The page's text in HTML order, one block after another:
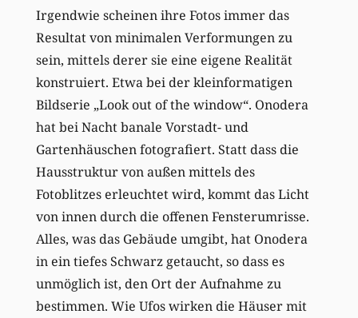
Irgendwie scheinen ihre Fotos immer das
Resultat von minimalen Verformungen zu
sein, mittels derer sie eine eigene Realität
konstruiert. Etwa bei der kleinformatigen
Bildserie „Look out of the window“. Onodera
hat bei Nacht banale Vorstadt- und
Gartenhäuschen fotografiert. Statt dass die
Hausstruktur von außen mittels des
Fotoblitzes erleuchtet wird, kommt das Licht
von innen durch die offenen Fensterumrisse.
Alles, was das Gebäude umgibt, hat Onodera
in ein tiefes Schwarz getaucht, so dass es
unmöglich ist, den Ort der Aufnahme zu
bestimmen. Wie Ufos wirken die Häuser mit